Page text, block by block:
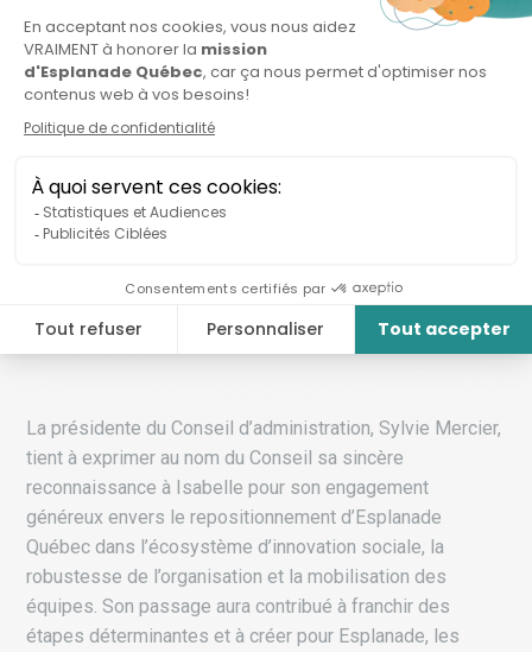
contribueront pleinement à assurer cette période de
transition.
L’engagement d’Esplanade Québec envers la
entier.«Nous maintenons un soutien de qualité au
quotidien, tout en poursuivant les orientations établies
ce qu’il faut pour traverser cette période de transition avec
La présidente du Conseil d’administration, Sylvie Mercier,
tient à exprimer au nom du Conseil sa sincère
reconnaissance à Isabelle pour son engagement
généreux envers le repositionnement d’Esplanade
Québec dans l’écosystème d’innovation sociale, la
robustesse de l’organisation et la mobilisation des
équipes. Son passage aura contribué à franchir des
étapes déterminantes et à créer pour Esplanade, les